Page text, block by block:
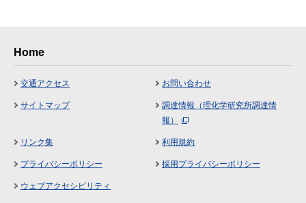
Home
交通アクセス お問い合わせ
サイトマップ
調達情報（理化学研究所調達情
報）
リンク集 利用規約
プライバシーポリシー 採用プライバシーポリシー
ウェブアクセシビリティ